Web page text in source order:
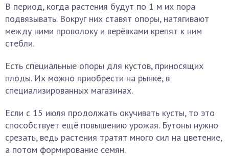
В период, когда растения будут по 1 м их пора
подвязывать. Вокруг них ставят опоры, натягивают
между ними проволоку и верёвками крепят к ним
стебли.
Есть специальные опоры для кустов, приносящих
плоды. Их можно приобрести на рынке, в
специализированных магазинах.
Если с 15 июля продолжать окучивать кусты, то это
способствует ещё повышению урожая. Бутоны нужно
срезать, ведь растения тратят много сил на цветение,
а потом формирование семян.